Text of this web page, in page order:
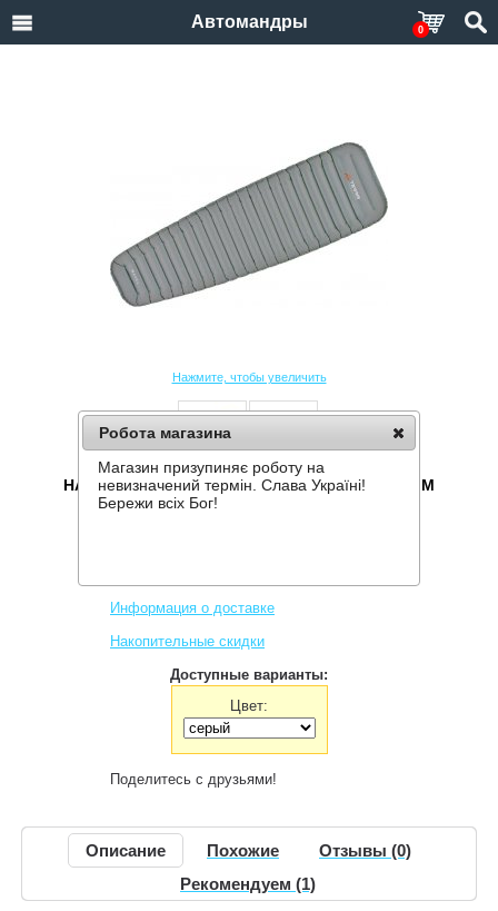
Автомандры 0
Нажмите, чтобы увеличить
НАДУВНОЙ КОВРИК TERRA INCOGNITA WAVE M
Информация о доставке
Накопительные скидки
Доступные варианты:
Цвет:
Поделитесь с друзьями!
Описание Похожие
Отзывы (0)
Рекомендуем (1)
Робота магазина
Магазин призупиняє роботу на
невизначений термін. Слава Україні!
Бережи всіх Бог!